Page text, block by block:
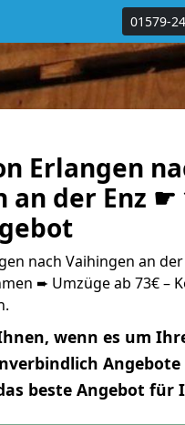
01579-
Erlangen
an der Enz ☛
nach Vaihingen an der
➨ Umzüge ab 73€ –
wenn es um
beste Angebot für